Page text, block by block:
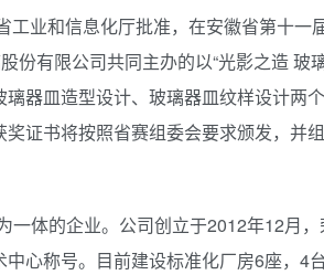
工业和信息化厅批准，在安徽省第十一
份有限公司共同主办的以“光影之造 玻
器皿造型设计、玻璃器皿纹样设计两
证书将按照省赛组委会要求颁发，并
一体的企业。公司创立于2012年12月，
心称号。目前建设标准化厂房6座，4